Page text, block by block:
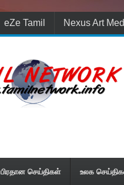
eZe Tamil Nexus Art
பிரதான செய்திகள் உலக